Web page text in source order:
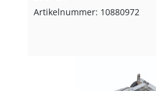
Artikelnummer: 10880972